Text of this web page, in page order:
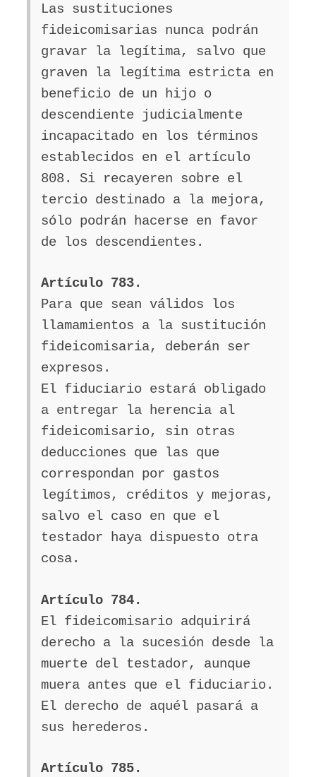
Las sustituciones
fideicomisarias nunca podrán
gravar la legítima, salvo que
graven la legítima estricta en
beneficio de un hijo o
descendiente judicialmente
incapacitado en los términos
establecidos en el artículo
808. Si recayeren sobre el
tercio destinado a la mejora,
sólo podrán hacerse en favor
de los descendientes.
Artículo 783.
Para que sean válidos los
llamamientos a la sustitución
fideicomisaria, deberán ser
expresos.
El fiduciario estará obligado
a entregar la herencia al
fideicomisario, sin otras
deducciones que las que
correspondan por gastos
legítimos, créditos y mejoras,
salvo el caso en que el
testador haya dispuesto otra
cosa.
Artículo 784.
El fideicomisario adquirirá
derecho a la sucesión desde la
muerte del testador, aunque
muera antes que el fiduciario.
El derecho de aquél pasará a
sus herederos.
Artículo 785.